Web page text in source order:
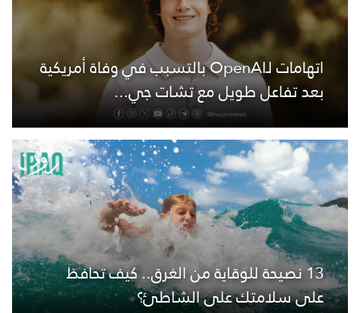
اتهامات لـOpenAI بالتسبب في وفاة أمريكية
بعد تفاعل طويل مع تشات جي...
13 نصيحة للوقاية من الغرق.. كيف تحافظ
على سلامتك على الشاطئ؟